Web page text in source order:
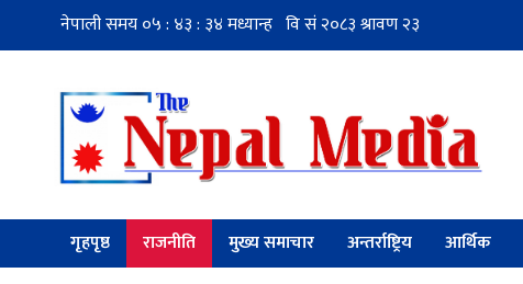
गृहपृष्ठ राजनीति मुख्य समाचार अन्तर्राष्ट्रिय आर्थिक